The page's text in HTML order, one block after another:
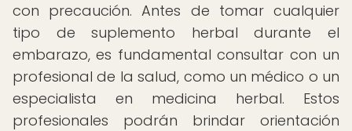
con precaución. Antes de tomar cualquier
tipo de suplemento herbal durante el
embarazo, es fundamental consultar con un
profesional de la salud, como un médico o un
especialista en medicina herbal. Estos
profesionales podrán brindar orientación